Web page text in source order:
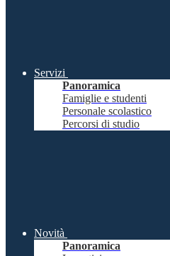
Servizi
Panoramica
Famiglie e studenti
Personale scolastico
Percorsi di studio
Novità
Panoramica